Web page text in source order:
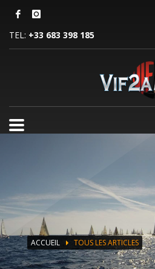
TEL: +33 683 398 185
ACCUEIL TOUS LES ARTICLES